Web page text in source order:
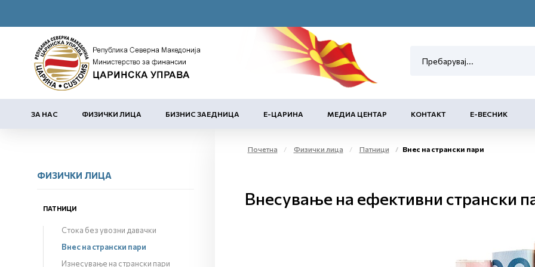
ЗА НАС ФИЗИЧКИ ЛИЦА БИЗНИС ЗАЕДНИЦА Е-ЦАРИНА МЕДИА ЦЕНТАР КОНТАКТ Е-ВЕСНИК
ФИЗИЧКИ ЛИЦА
ПАТНИЦИ
Стока без увозни давачки
Внес на странски пари
Изнесување на странски пари
Почетна Физички лица Патници Внес на странски пари
Внесување на ефективни странски